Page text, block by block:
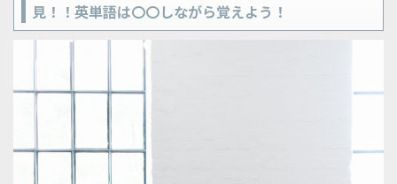
見！！英単語は〇〇しながら覚えよう！